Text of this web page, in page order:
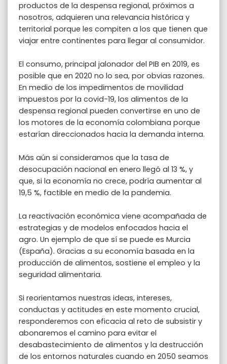
productos de la despensa regional, próximos a
nosotros, adquieren una relevancia histórica y
territorial porque les compiten a los que tienen que
viajar entre continentes para llegar al consumidor.
El consumo, principal jalonador del PIB en 2019, es
posible que en 2020 no lo sea, por obvias razones.
En medio de los impedimentos de movilidad
impuestos por la covid-19, los alimentos de la
despensa regional pueden convertirse en uno de
los motores de la economía colombiana porque
estarían direccionados hacia la demanda interna.
Más aún si consideramos que la tasa de
desocupación nacional en enero llegó al 13 %, y
que, si la economía no crece, podría aumentar al
19,5 %, factible en medio de la pandemia.
La reactivación económica viene acompañada de
estrategias y de modelos enfocados hacia el
agro. Un ejemplo de que sí se puede es Murcia
(España). Gracias a su economía basada en la
producción de alimentos, sostiene el empleo y la
seguridad alimentaria.
Si reorientamos nuestras ideas, intereses,
conductas y actitudes en este momento crucial,
responderemos con eficacia al reto de subsistir y
abonaremos el camino para evitar el
desabastecimiento de alimentos y la destrucción
de los entornos naturales cuando en 2050 seamos